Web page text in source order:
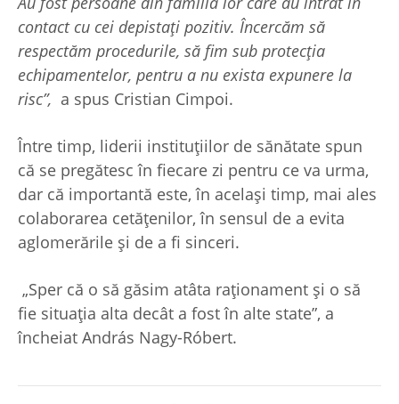
contact cu cei depistați pozitiv. Încercăm să
respectăm procedurile, să fim sub protecția
echipamentelor, pentru a nu exista expunere la
risc”, a spus Cristian Cimpoi.
Între timp, liderii instituțiilor de sănătate spun
că se pregătesc în fiecare zi pentru ce va urma,
dar că importantă este, în același timp, mai ales
colaborarea cetățenilor, în sensul de a evita
aglomerările și de a fi sinceri.
„Sper că o să găsim atâta raționament și o să
fie situația alta decât a fost în alte state”, a
încheiat András Nagy-Róbert.